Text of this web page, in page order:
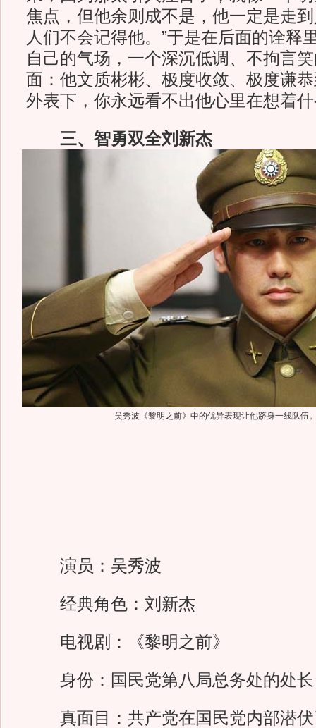
焦点，但他余则成不是，他一定是走
人们不会记得他。”于是在后面的诠释
自己的气场，一个深沉低调、不拘言
面：他文质彬彬、极度收敛、极度谦
外表下，你永远看不出他心里在想着
三、智勇双全刘新杰
吴秀波《黎明之前》中的优异表现让他跻身一线队伍
演员：吴秀波
经典角色：刘新杰
电视剧：《黎明之前》
身份：国民党第八局总务处的处长
真面目：共产党在国民党内部潜伏